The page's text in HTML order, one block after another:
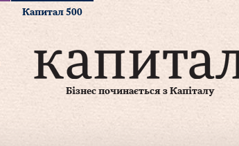
Капитал 500
Бізнес починається з Капіталу